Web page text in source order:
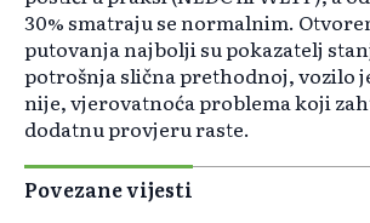
30% smatraju se normalnim.
putovanja najbolji su pokazatelj
potrošnja slična prethodnoj, vozilo
nije, vjerovatnoća problema koji
dodatnu provjeru raste.
Povezane vijesti